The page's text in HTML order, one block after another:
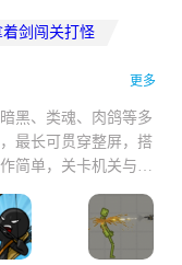
剑闯关打怪
更多
黑、类魂、肉鸽等多
最长可贯穿整屏，搭
简单，关卡机关与怪
落技能书与神器，支